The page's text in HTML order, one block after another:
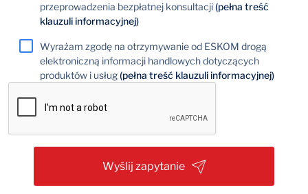
przeprowadzenia bezpłatnej konsultacji(pełna treść
klauzuli informacyjnej)
Wyrażam zgodę na otrzymywanie od ESKOM drogą
elektroniczną informacji handlowych dotyczących
produktów i usług(pełna treść klauzuli informacyjnej)
Wyślij zapytanie